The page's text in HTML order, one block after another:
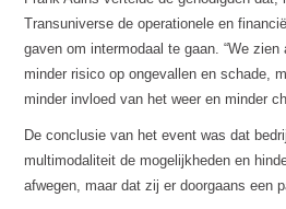
Transuniverse de operationele en
gaven om intermodaal te gaan. “We zien
minder risico op ongevallen en schade,
minder invloed van het weer en minder
De conclusie van het event was dat
multimodaliteit de mogelijkheden en
afwegen, maar dat zij er doorgaans een